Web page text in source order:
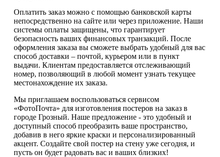
Оплатить заказ можно с помощью банковской карты
непосредственно на сайте или через приложение. Наши
системы оплаты защищены, что гарантирует
безопасность ваших финансовых транзакций. После
оформления заказа вы сможете выбрать удобный для вас
способ доставки – почтой, курьером или в пункт
выдачи. Клиентам предоставляется отслеживающий
номер, позволяющий в любой момент узнать текущее
местонахождение их заказа.
Мы приглашаем воспользоваться сервисом
«ФотоПочта» для изготовления постеров на заказ в
городе Грозный. Наше предложение - это удобный и
доступный способ преобразить ваше пространство,
добавив в него яркие краски и персонализированный
акцент. Создайте свой постер на стену уже сегодня, и
пусть он будет радовать вас и ваших близких!